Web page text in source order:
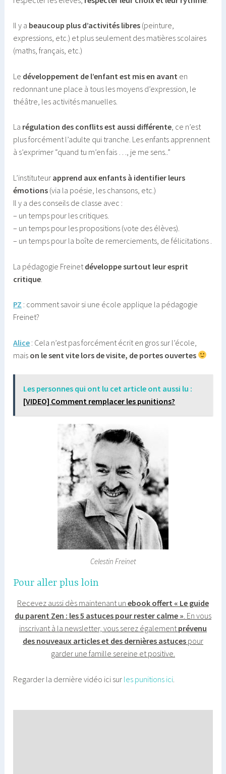
Il y a beaucoup plus d’activités libres (peinture,
expressions, etc.) et plus seulement des matières scolaires
(maths, français, etc.)
Le développement de l’enfant est mis en avant en
redonnant une place à tous les moyens d’expression, le
théâtre, les activités manuelles.
La régulation des conflits est aussi différente, ce n’est
plus forcément l’adulte qui tranche. Les enfants apprennent
à s’exprimer “quand tu m’en fais …, je me sens..”
L’instituteur apprend aux enfants à identifier leurs
émotions (via la poésie, les chansons, etc.)
Il y a des conseils de classe avec :
– un temps pour les critiques.
– un temps pour les propositions (vote des élèves).
– un temps pour la boîte de remerciements, de félicitations .
La pédagogie Freinet développe surtout leur esprit
critique
PZ : comment savoir si une école applique la pédagogie
Freinet?
Alice : Cela n’est pas forcément écrit en gros sur l’école,
mais on le sent vite lors de visite, de portes ouvertes
Les personnes qui ont lu cet article ont aussi lu :
[VIDEO] Comment remplacer les punitions?
Celestin Freinet
Pour aller plus loin
Recevez aussi dès maintenant un ebook offert « Le guide
du parent Zen : les 5 astuces pour rester calme ». En vous
inscrivant à la newsletter, vous serez égalementprévenu
des nouveaux articles et des dernières astuces pour
garder une famille sereine et positive.
Regarder la dernière vidéo ici sur les punitions ici.